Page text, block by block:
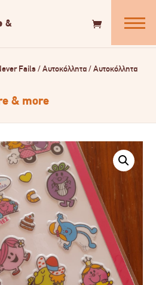
Fails/Αυτοκόλλητα/Αυτοκόλλητα
& more